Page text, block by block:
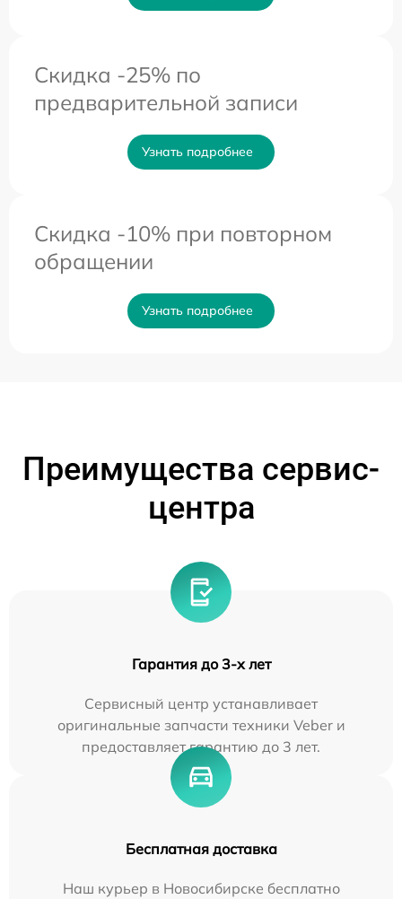
Скидка -25% по
предварительной записи
Узнать подробнее
Скидка -10% при повторном
обращении
Узнать подробнее
Преимущества сервис-
центра
Гарантия до 3-х лет
Сервисный центр устанавливает
оригинальные запчасти техники Veber и
предоставляет гарантию до 3 лет.
Бесплатная доставка
Наш курьер в Новосибирске бесплатно